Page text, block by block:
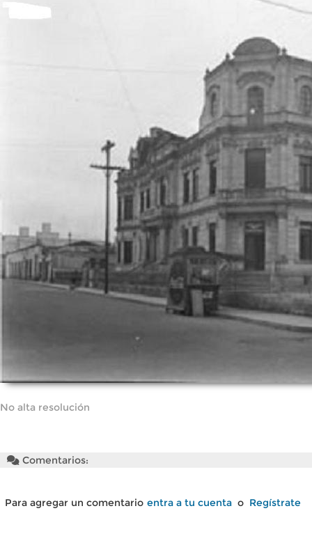
No alta resolución
Comentarios:
Para agregar un comentario entra a tu cuenta o Regístrate